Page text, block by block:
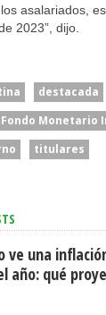
asalariados,
2023”, dijo.
destacada
Fondo Monetario
titulares
ve una
año: qué